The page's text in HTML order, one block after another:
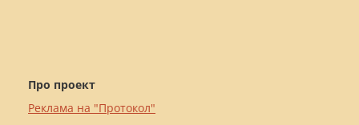
Про проект
Реклама на "Протокол"